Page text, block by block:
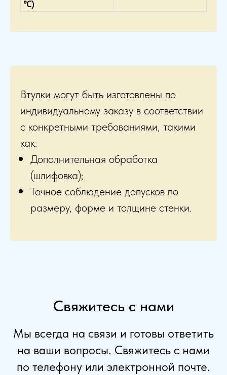
℃)
Втулки могут быть изготовлены по
индивидуальному заказу в соответствии
с конкретными требованиями, такими
как:
Дополнительная обработка
(шлифовка);
Точное соблюдение допусков по
размеру, форме и толщине стенки.
Свяжитесь с нами
Мы всегда на связи и готовы ответить
на ваши вопросы. Свяжитесь с нами
по телефону или электронной почте.